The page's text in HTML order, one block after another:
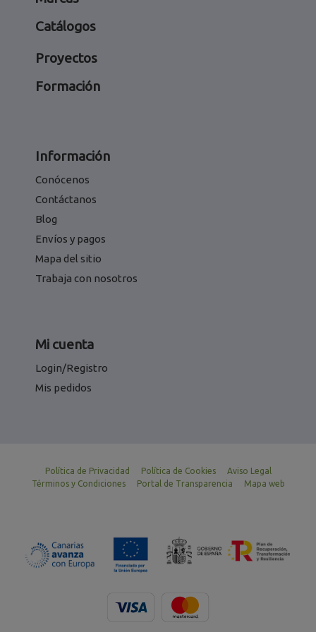
Catálogos
Proyectos
Formación
Información
Conócenos
Contáctanos
Blog
Envíos y pagos
Mapa del sitio
Trabaja con nosotros
Mi cuenta
Login/Registro
Mis pedidos
Política de Privacidad Política de Cookies
Aviso Legal
Términos y Condiciones
Portal de Transparencia Mapa web